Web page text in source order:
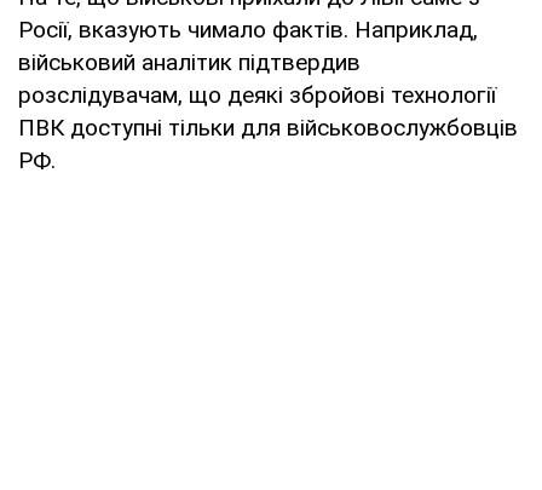
Росії, вказують чимало фактів. Наприклад,
військовий аналітик підтвердив
розслідувачам, що деякі збройові технології
ПВК доступні тільки для військовослужбовців
РФ.